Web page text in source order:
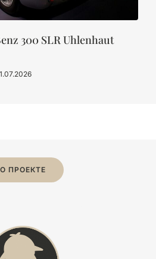
300 SLR Uhlenhaut
О ПРОЕКТЕ